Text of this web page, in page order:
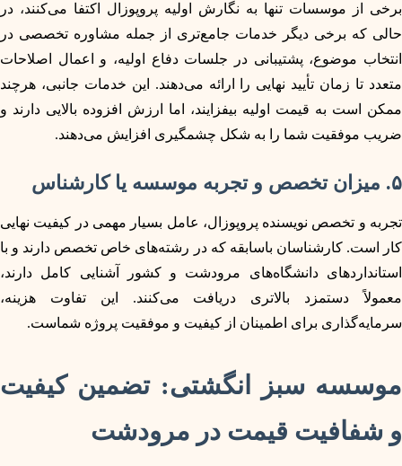
برخی از موسسات تنها به نگارش اولیه پروپوزال اکتفا می‌کنند، در
حالی که برخی دیگر خدمات جامع‌تری از جمله مشاوره تخصصی در
انتخاب موضوع، پشتیبانی در جلسات دفاع اولیه، و اعمال اصلاحات
متعدد تا زمان تأیید نهایی را ارائه می‌دهند. این خدمات جانبی، هرچند
ممکن است به قیمت اولیه بیفزایند، اما ارزش افزوده بالایی دارند و
ضریب موفقیت شما را به شکل چشمگیری افزایش می‌دهند.
۵. میزان تخصص و تجربه موسسه یا کارشناس
تجربه و تخصص نویسنده پروپوزال، عامل بسیار مهمی در کیفیت نهایی
کار است. کارشناسان باسابقه که در رشته‌های خاص تخصص دارند و با
استانداردهای دانشگاه‌های مرودشت و کشور آشنایی کامل دارند،
معمولاً دستمزد بالاتری دریافت می‌کنند. این تفاوت هزینه،
سرمایه‌گذاری برای اطمینان از کیفیت و موفقیت پروژه شماست.
موسسه سبز انگشتی: تضمین کیفیت
و شفافیت قیمت در مرودشت